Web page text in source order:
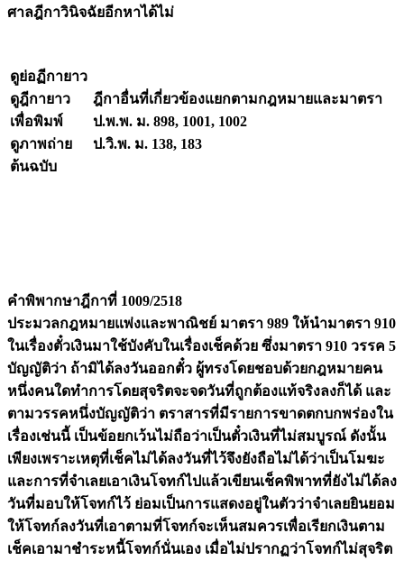
ศาลฎีกาวินิจฉัยอีกหาได้ไม่
ดูย่อฏีกายาว
ดูฎีกายาว
เพื่อพิมพ์
ดูภาพถ่าย
ต้นฉบับ
ฎีกาอื่นที่เกี่ยวข้องแยกตามกฎหมายและมาตรา
ป.พ.พ. ม. 898, 1001, 1002
ป.วิ.พ. ม. 138, 183
คำพิพากษาฎีกาที่ 1009/2518
ประมวลกฎหมายแพ่งและพาณิชย์ มาตรา 989 ให้นำมาตรา 910
ในเรื่องตั๋วเงินมาใช้บังคับในเรื่องเช็คด้วย ซึ่งมาตรา 910 วรรค 5
บัญญัติว่า ถ้ามิได้ลงวันออกตั๋ว ผู้ทรงโดยชอบด้วยกฎหมายคน
หนึ่งคนใดทำการโดยสุจริตจะจดวันที่ถูกต้องแท้จริงลงก็ได้ และ
ตามวรรคหนึ่งบัญญัติว่า ตราสารที่มีรายการขาดตกบกพร่องใน
เรื่องเช่นนี้ เป็นข้อยกเว้นไม่ถือว่าเป็นตั๋วเงินที่ไม่สมบูรณ์ ดังนั้น
เพียงเพราะเหตุที่เช็คไม่ได้ลงวันที่ไว้จึงยังถือไม่ได้ว่าเป็นโมฆะ
และการที่จำเลยเอาเงินโจทก์ไปแล้วเขียนเช็คพิพาทที่ยังไม่ได้ลง
วันที่มอบให้โจทก์ไว้ ย่อมเป็นการแสดงอยู่ในตัวว่าจำเลยยินยอม
ให้โจทก์ลงวันที่เอาตามที่โจทก์จะเห็นสมควรเพื่อเรียกเงินตาม
เช็คเอามาชำระหนี้โจทก์นั่นเอง เมื่อไม่ปรากฏว่าโจทก์ไม่สุจริต